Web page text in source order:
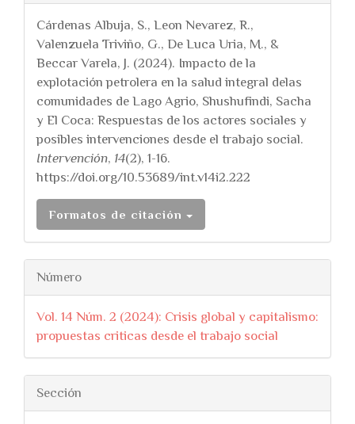
Cárdenas Albuja, S., Leon Nevarez, R.,
Valenzuela Triviño, G., De Luca Uria, M., &
Beccar Varela, J. (2024). Impacto de la
explotación petrolera en la salud integral delas
comunidades de Lago Agrio, Shushufindi, Sacha
y El Coca: Respuestas de los actores sociales y
posibles intervenciones desde el trabajo social.
Intervención, 14(2), 1-16.
https://doi.org/10.53689/int.v14i2.222
Formatos de citación
Número
Vol. 14 Núm. 2 (2024): Crisis global y capitalismo:
propuestas criticas desde el trabajo social
Sección